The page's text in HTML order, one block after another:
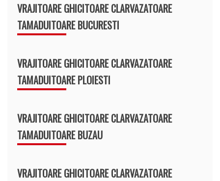
VRAJITOARE GHICITOARE CLARVAZATOARE
TAMADUITOARE BUCURESTI
VRAJITOARE GHICITOARE CLARVAZATOARE
TAMADUITOARE PLOIESTI
VRAJITOARE GHICITOARE CLARVAZATOARE
TAMADUITOARE BUZAU
VRAJITOARE GHICITOARE CLARVAZATOARE